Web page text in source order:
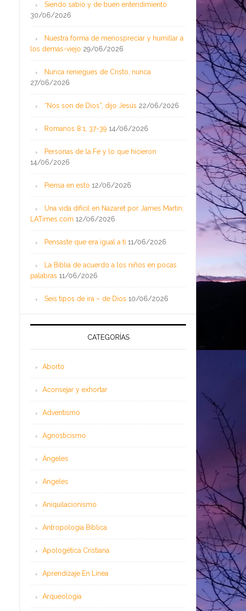
Siendo sabio y de buen entendimiento
30/06/2026
Nuestra forma de menospreciar y humillar a
los demás-viejo 29/06/2026
Nunca reniegues de Cristo, nunca
27/06/2026
“Nos son de Dios”, dijo Jesús 22/06/2026
Romanos 8:1, 37-39 14/06/2026
Personas de la Fe y lo que hicieron
14/06/2026
Piensa en esto 12/06/2026
Una vida difícil en Nazaret por James Martin;
LATimes.com 12/06/2026
Pensaste que era igual a ti 11/06/2026
La Biblia de acuerdo a los niños en pocas
palabras 11/06/2026
Seis tipos de ira – de Dios 10/06/2026
CATEGORÍAS
Aborto
Aconsejar y exhortar
Adventismo
Agnosticismo
Ángeles
Angeles
Aniquilacionismo
Antropología Bíblica
Apologética Cristiana
Aprendizaje En Línea
Arqueología